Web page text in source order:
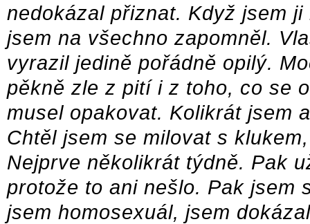
nedokázal přiznat. Když jsem
jsem na všechno zapomněl.
vyrazil jedině pořádně opilý.
pěkně zle z pití i z toho, co se
musel opakovat. Kolikrát jsem
Chtěl jsem se milovat s
Nejprve několikrát týdně. Pak
protože to ani nešlo. Pak jsem
jsem homosexuál, jsem